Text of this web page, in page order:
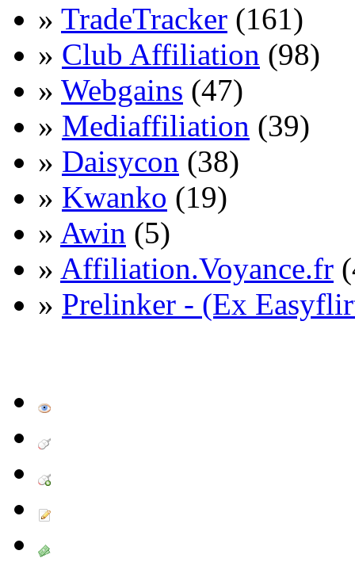
» TradeTracker (161)
» Club Affiliation (98)
» Webgains (47)
» Mediaffiliation (39)
» Daisycon (38)
» Kwanko (19)
» Awin (5)
» Affiliation.Voyance.fr
» Prelinker - (Ex